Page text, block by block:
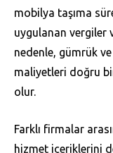
mobilya taşıma
uygulanan vergiler
nedenle, gümrük
maliyetleri doğru
olur.
Farklı firmalar
hizmet içeriklerini